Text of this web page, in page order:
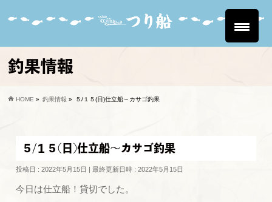
釣果情報
HOME » 釣果情報 » ５/１５(日)仕立船～カサゴ釣果
５/１５(日)仕立船～カサゴ釣果
投稿日 : 2022年5月15日 最終更新日時 : 2022年5月15日
今日は仕立船！貸切でした。